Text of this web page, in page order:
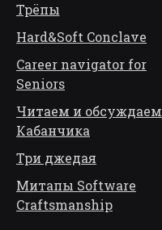
Трёпы
Hard&Soft Conclave
Career navigator for
Seniors
Читаем и обсуждаем
Кабанчика
Три джедая
Митапы Software
Craftsmanship